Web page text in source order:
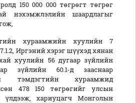
150 000 000 төгрөгт төгрөг
нэхэмжлэлийн шаардлагыг
хураамжийн хуулийн 7
Иргэний хэрэг шүүхэд хянан
хуулийн 56 дугаар зүйлийн
зүйлийн 60.1-д зааснаар
тэмдэгтийн хураамжид
478 150 төгрөгийг улсын
үлдээж, хариуцагч Монголын